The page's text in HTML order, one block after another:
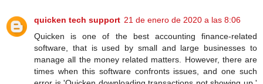
quicken tech support 21 de enero de 2020 a las 8:06
Quicken is one of the best accounting finance-related
software, that is used by small and large businesses to
manage all the money related matters. However, there are
times when this software confronts issues, and one such